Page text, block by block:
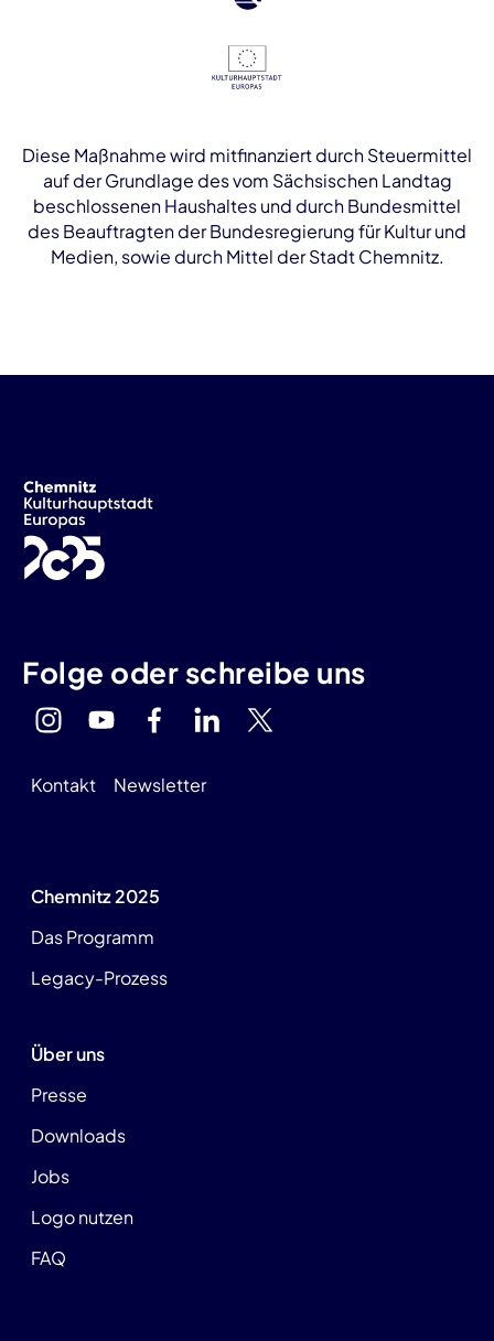
Diese Maßnahme wird mitfinanziert durch Steuermittel
auf der Grundlage des vom Sächsischen Landtag
beschlossenen Haushaltes und durch Bundesmittel
des Beauftragten der Bundesregierung für Kultur und
Medien, sowie durch Mittel der Stadt Chemnitz.
Folge oder schreibe uns
Kontakt Newsletter
Chemnitz 2025
Das Programm
Legacy-Prozess
Über uns
Presse
Downloads
Jobs
Logo nutzen
FAQ